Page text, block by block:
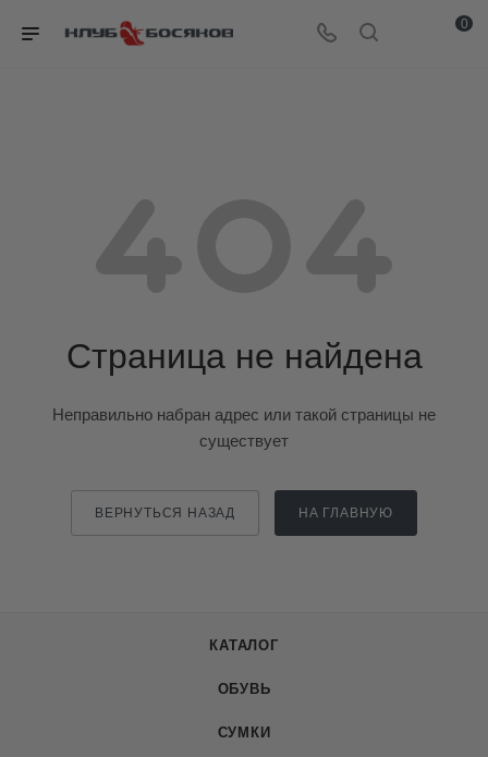
0
Страница не найдена
Неправильно набран адрес или такой страницы не
существует
ВЕРНУТЬСЯ НАЗАД НА ГЛАВНУЮ
КАТАЛОГ
ОБУВЬ
СУМКИ